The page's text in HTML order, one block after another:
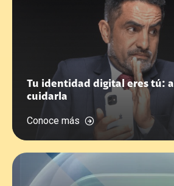
Tu identidad digital eres tú:
cuidarla
Conoce más